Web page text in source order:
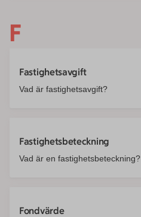
F
Fastighetsavgift
Vad är fastighetsavgift?
Fastighetsbeteckning
Vad är en fastighetsbeteckning?
Fondvärde